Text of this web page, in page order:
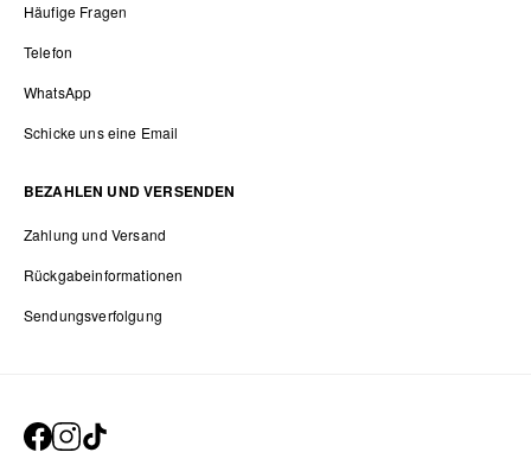
Häufige Fragen
Telefon
WhatsApp
Schicke uns eine Email
BEZAHLEN UND VERSENDEN
Zahlung und Versand
Rückgabeinformationen
Sendungsverfolgung